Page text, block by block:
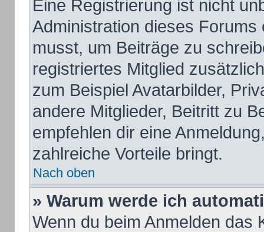
Eine Registrierung ist nicht
Administration dieses
musst, um Beiträge zu
registriertes Mitglied
zum Beispiel Avatarbilder,
andere Mitglieder, Beitritt zu
empfehlen dir eine
zahlreiche Vorteile bringt.
Nach oben
» Warum werde ich
Wenn du beim Anmelden das